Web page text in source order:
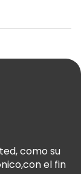
como su
el fin